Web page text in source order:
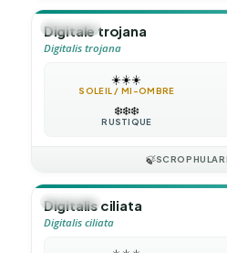
🪴VIVACE
Digitale trojana
Digitalis trojana
☀️☀️☀️
SOLEIL / MI-OMBRE
❄️❄️❄️
RUSTIQUE
🍃
🪴VIVACE
Digitalis ciliata
Digitalis ciliata